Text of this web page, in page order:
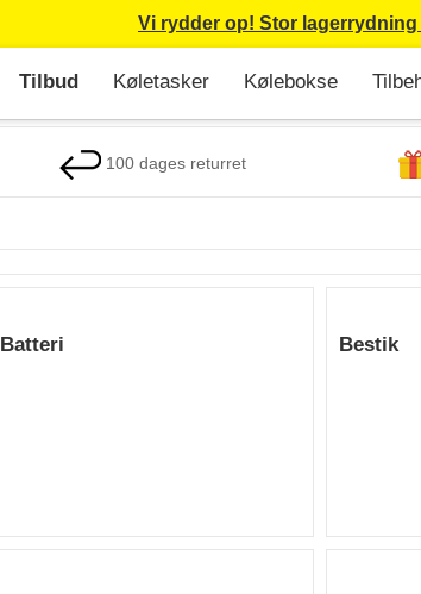
Vi rydder op! Stor lagerrydning
Tilbud Køletasker Kølebokse
100 dages returret
Batteri Bestik